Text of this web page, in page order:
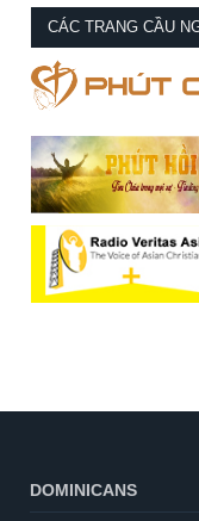
CÁC TRANG CẦU
DOMINICANS